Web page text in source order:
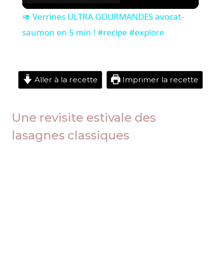
🥑 Verrines ULTRA GOURMANDES avocat-
saumon en 5 min ! #recipe #explore
Aller à la recette Imprimer la recette
Une revisite estivale des
lasagnes classiques